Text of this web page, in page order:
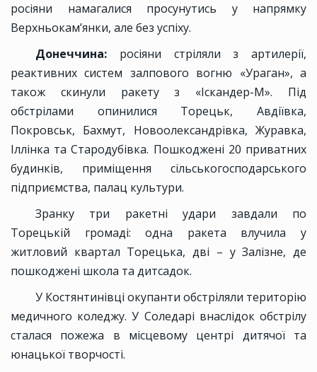
росіяни намагалися просунутись у напрямку
Верхньокам’янки, але без успіху.
Донеччина: росіяни стріляли з артилерії,
реактивних систем залпового вогню «Ураган», а
також скинули ракету з «Іскандер-М». Під
обстрілами опинилися Торецьк, Авдіївка,
Покровськ, Бахмут, Новоолександрівка, Журавка,
Іллінка та Стародубівка. Пошкоджені 20 приватних
будинків, приміщення сільськогосподарського
підприємства, палац культури.
Зранку три ракетні удари завдали по
Торецькій громаді: одна ракета влучила у
житловий квартал Торецька, дві – у Залізне, де
пошкоджені школа та дитсадок.
У Костянтинівці окупанти обстріляли територію
медичного коледжу. У Соледарі внаслідок обстрілу
сталася пожежа в місцевому центрі дитячої та
юнацької творчості.